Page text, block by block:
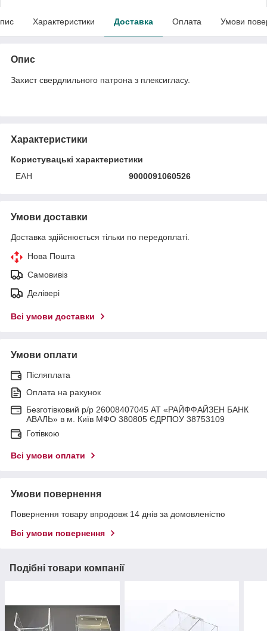
Характеристики Доставка Оплата Умови
Опис
Захист свердлильного патрона з плексигласу.
Характеристики
Користувацькі характеристики
ЕАН
9000091060526
Умови доставки
Доставка здійснюється тільки по передоплаті.
Нова Пошта
Самовивіз
Делівері
Всі умови доставки
Умови оплати
Післяплата
Оплата на рахунок
Безготівковий р/р 26008407045 АТ «РАЙФФАЙЗЕН БАНК
АВАЛЬ» в м. Київ МФО 380805 ЄДРПОУ 38753109
Готівкою
Всі умови оплати
Умови повернення
Повернення товару впродовж 14 днів за домовленістю
Всі умови повернення
Подібні товари компанії